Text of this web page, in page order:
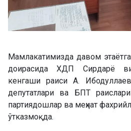
Мамлакатимизда давом
доирасида ХДП Сирдарё
кенгаши раиси А. Ибодуллаев
депутатлари ва БПТ
партиядошлар ва меҳнат
ўтказмоқда.